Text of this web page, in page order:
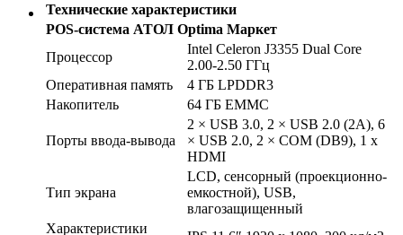
Технические характеристики
POS-система АТОЛ Optima Маркет
Процессор
Intel Celeron J3355 Dual Core
2.00-2.50 ГГц
Оперативная память
4 ГБ LPDDR3
Накопитель
64 ГБ EMMC
Порты ввода-вывода
2 × USB 3.0, 2 × USB 2.0 (2А), 6
× USB 2.0, 2 × COM (DB9), 1 x
HDMI
Тип экрана
LCD, сенсорный (проекционно-
емкостной), USB,
влагозащищенный
Характеристики